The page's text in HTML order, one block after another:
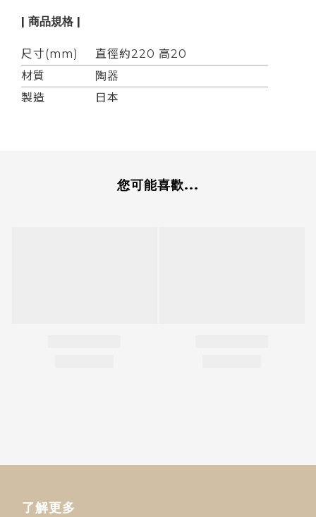
| 商品規格 |
尺寸(mm)
直徑約220 高20
材質
陶器
製造
日本
您可能喜歡...
了解更多